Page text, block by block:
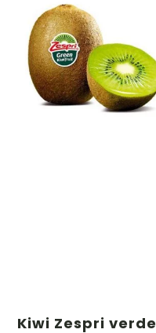
Kiwi Zespri verde